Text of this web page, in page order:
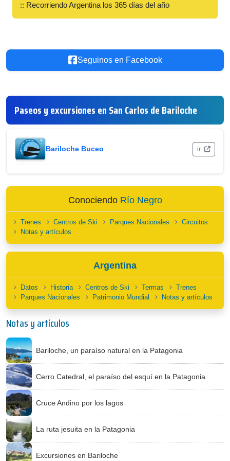
:: Recorriendo Argentina los 365 días del año
Seguinos en Facebook
Paseos y excursiones en San Carlos de Bariloche
Bariloche Buceo ir
Conociendo Río Negro
Trenes Centros de Ski Parques Nacionales
Circuitos
Notas y artículos
Argentina
Datos Historia Centros de Ski Termas
Trenes
Parques Nacionales
Patrimonio Mundial Notas y artículos
Notas y artículos
Bariloche, un paraíso natural en la Patagonia
Cerro Catedral, el paraíso del esquí en la Patagonia
Cruce Andino por los lagos
La ruta jesuita en la Patagonia
Excursiones en Bariloche